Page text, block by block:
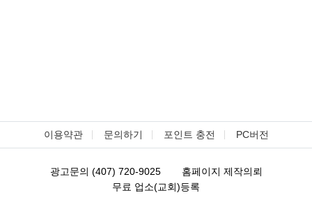
이용약관 문의하기 포인트 충전 PC버전
광고문의 (407) 720-9025
홈페이지 제작의뢰
무료 업소(교회)등록